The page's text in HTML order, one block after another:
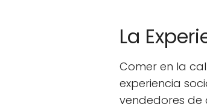
La
Comer en la
experiencia
vendedores